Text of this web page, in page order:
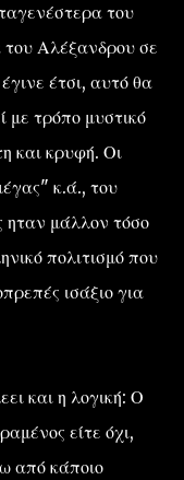
του
Αλέξανδρου σε
έτσι, αυτό θα
με τρόπο μυστικό
και κρυφή. Οι
κ.ά., του
ηταν μάλλον τόσο
πολιτισμό που
ισάξιο για
και η λογική: Ο
είτε όχι,
από κάποιο